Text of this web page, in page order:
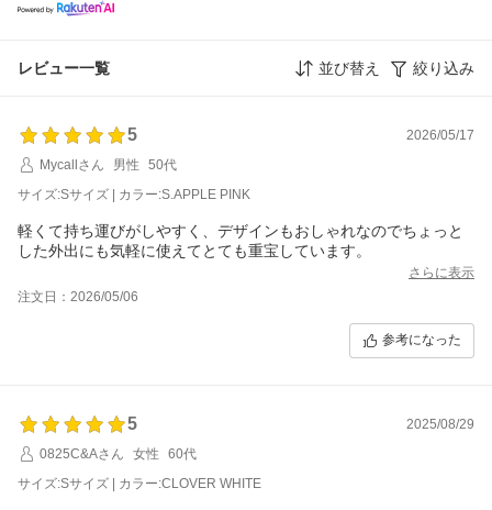
レビュー一覧 並び替え 絞り込み
5
2026/05/17
Mycallさん
男性
50代
サイズ:Sサイズ | カラー:S.APPLE PINK
軽くて持ち運びがしやすく、デザインもおしゃれなのでちょっと
さらに表示
注文日：2026/05/06
参考になった
5
2025/08/29
0825C&Aさん
女性
60代
サイズ:Sサイズ | カラー:CLOVER WHITE